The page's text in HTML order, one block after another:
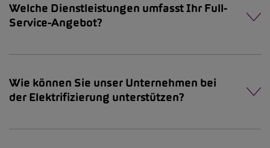
Welche Dienstleistungen umfasst Ihr Full-
Service-Angebot?
Wie können Sie unser Unternehmen bei
der Elektrifizierung unterstützen?